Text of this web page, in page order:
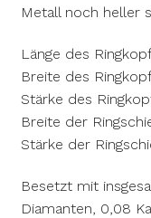
Metall noch heller
Länge des
Breite des
Stärke des
Breite der
Stärke der
Besetzt mit
Diamanten, 0,08